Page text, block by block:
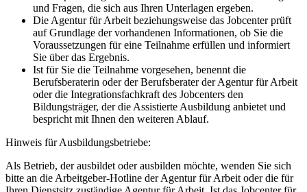
und Fragen, die sich aus Ihren Unterlagen ergeben.
Die Agentur für Arbeit beziehungsweise das Jobcenter prüft
auf Grundlage der vorhandenen Informationen, ob Sie die
Voraussetzungen für eine Teilnahme erfüllen und informiert
Sie über das Ergebnis.
Ist für Sie die Teilnahme vorgesehen, benennt die
Berufsberaterin oder der Berufsberater der Agentur für Arbeit
oder die Integrationsfachkraft des Jobcenters den
Bildungsträger, der die Assistierte Ausbildung anbietet und
bespricht mit Ihnen den weiteren Ablauf.
Hinweis für Ausbildungsbetriebe:
Als Betrieb, der ausbildet oder ausbilden möchte, wenden Sie sich
bitte an die Arbeitgeber-Hotline der Agentur für Arbeit oder die für